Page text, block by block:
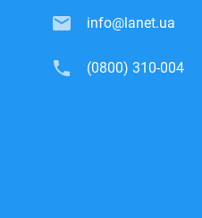
info@lanet.ua
(0800) 310-004